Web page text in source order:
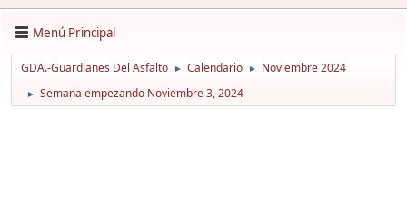
Menú Principal
GDA.-Guardianes Del Asfalto ► Calendario ► Noviembre 2024
► Semana empezando Noviembre 3, 2024